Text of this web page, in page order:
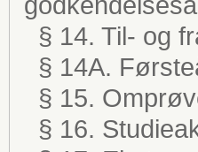
§ 14. Til- og
§ 14A.
§ 15.
§ 16.